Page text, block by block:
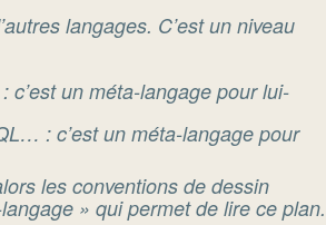
langages. C’est un niveau
un méta-langage pour lui-
: c’est un méta-langage pour
les conventions de dessin
» qui permet de lire ce plan.